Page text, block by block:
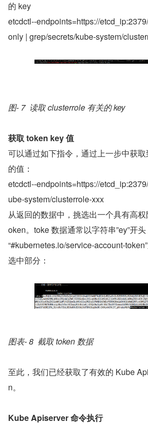
的 key
etcdctl--endpoints=https://
only | grep/secrets/kube-system/
图- 7  读取 clusterrole 有关的 key
获取 token key 值
可以通过如下指令，通过上一步中获
的值：
etcdctl--endpoints=https://
ube-system/clusterrole-xxx
从返回的数据中，挑选出一个具有高
oken。toke 数据通常以字符串”ey”开
“#kubernetes.io/service-account-
选中部分：
图表- 8  截取 token 数据
至此，我们已经获取了有效的 Kube
n。
Kube Apiserver 命令执行